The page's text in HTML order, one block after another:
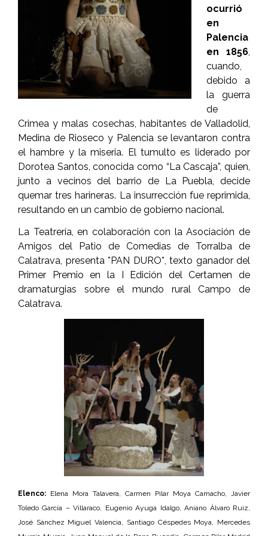
ocurrió
en
Palencia
en 1856,
cuando,
debido a
la guerra
de
Crimea y malas cosechas, habitantes de Valladolid,
Medina de Rioseco y Palencia se levantaron contra
el hambre y la miseria. El tumulto es liderado por
Dorotea Santos, conocida como “La Cascaja”, quien,
junto a vecinos del barrio de La Puebla, decide
quemar tres harineras. La insurrección fue reprimida,
resultando en un cambio de gobierno nacional.
La Teatrería, en colaboración con la Asociación de
Amigos del Patio de Comedias de Torralba de
Calatrava, presenta *PAN DURO*, texto ganador del
Primer Premio en la I Edición del Certamen de
dramaturgias sobre el mundo rural Campo de
Calatrava.
Elenco: Elena Mora Talavera, Carmen Pilar Moya Camacho, Javier
Toledo García – Villaraco, Eugenio Ayuga Idalgo, Aniano Álvaro Ruiz,
José Sánchez Miguel Valencia, Santiago Céspedes Moya, Mercedes